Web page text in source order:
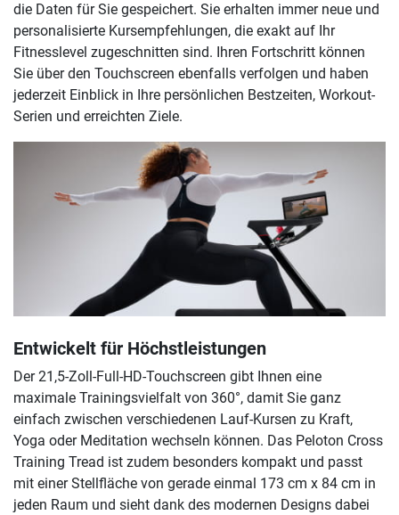
die Daten für Sie gespeichert. Sie erhalten immer neue und
personalisierte Kursempfehlungen, die exakt auf Ihr
Fitnesslevel zugeschnitten sind. Ihren Fortschritt können
Sie über den Touchscreen ebenfalls verfolgen und haben
jederzeit Einblick in Ihre persönlichen Bestzeiten, Workout-
Serien und erreichten Ziele.
Entwickelt für Höchstleistungen
Der 21,5-Zoll-Full-HD-Touchscreen gibt Ihnen eine
maximale Trainingsvielfalt von 360°, damit Sie ganz
einfach zwischen verschiedenen Lauf-Kursen zu Kraft,
Yoga oder Meditation wechseln können. Das Peloton Cross
Training Tread ist zudem besonders kompakt und passt
mit einer Stellfläche von gerade einmal 173 cm x 84 cm in
jeden Raum und sieht dank des modernen Designs dabei